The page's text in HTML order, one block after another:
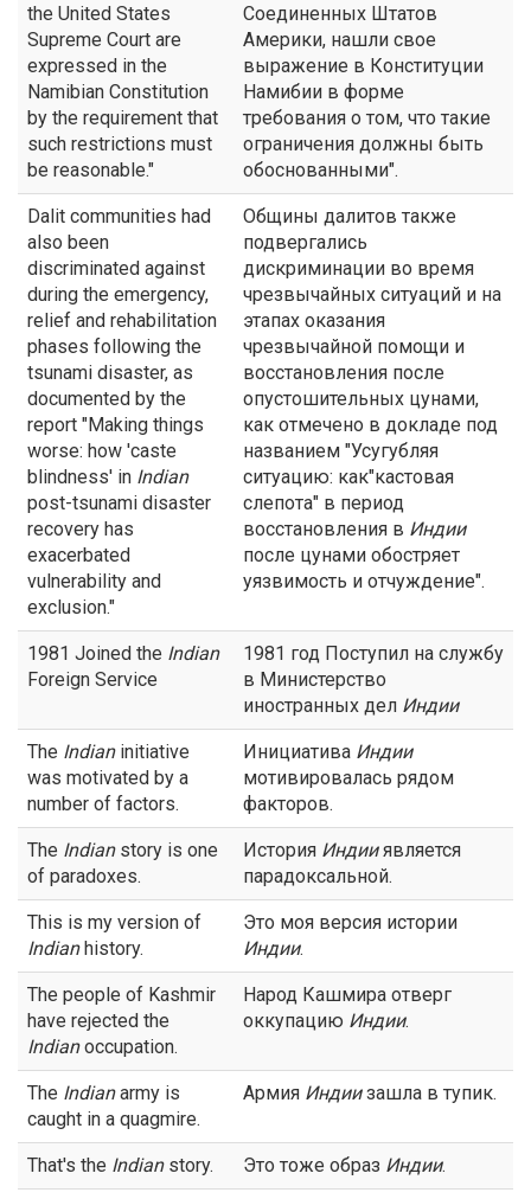
the United States
Supreme Court are
expressed in the
Namibian Constitution
by the requirement that
such restrictions must
be reasonable."
Соединенных Штатов
Америки, нашли свое
выражение в Конституции
Намибии в форме
требования о том, что такие
ограничения должны быть
обоснованными".
Dalit communities had
also been
discriminated against
during the emergency,
relief and rehabilitation
phases following the
tsunami disaster, as
documented by the
report "Making things
worse: how 'caste
blindness' in Indian
post-tsunami disaster
recovery has
exacerbated
vulnerability and
exclusion."
Общины далитов также
подвергались
дискриминации во время
чрезвычайных ситуаций и на
этапах оказания
чрезвычайной помощи и
восстановления после
опустошительных цунами,
как отмечено в докладе под
названием "Усугубляя
ситуацию: как"кастовая
слепота" в период
восстановления в Индии
после цунами обостряет
уязвимость и отчуждение".
1981 Joined the Indian
Foreign Service
1981 год Поступил на службу
в Министерство
иностранных дел Индии
The Indianinitiative
was motivated by a
number of factors.
Инициатива Индии
мотивировалась рядом
факторов.
The Indianstory is one
of paradoxes.
История Индииявляется
парадоксальной.
This is my version of
Indianhistory.
Это моя версия истории
Индии.
The people of Kashmir
have rejected the
Indianoccupation.
Народ Кашмира отверг
оккупацию Индии.
The Indianarmy is
caught in a quagmire.
Армия Индиизашла в тупик.
That's the Indianstory. Это тоже образ Индии.